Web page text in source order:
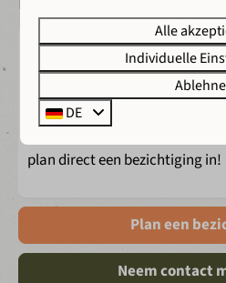
Interesse in
plan direct een bezichtiging in!
Plan een
Neem contact
Alle
Individuelle
DE